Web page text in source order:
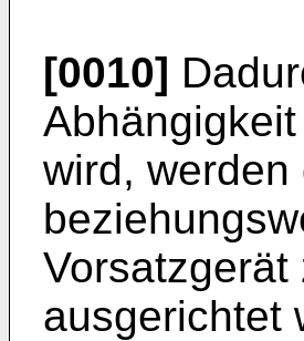
[0010]
wird,
ausgerichtet